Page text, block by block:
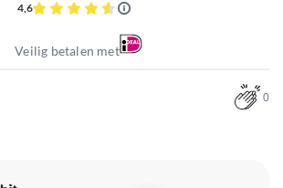
4,6
Veilig betalen met
0